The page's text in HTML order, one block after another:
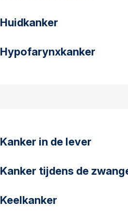
Huidkanker
Hypofarynxkanker
Kanker in de lever
Kanker tijdens de
Keelkanker